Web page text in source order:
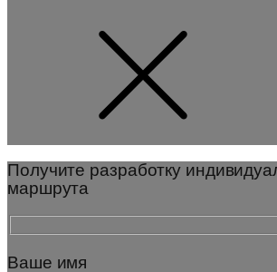
Получите разработку
маршрута
Ваше имя